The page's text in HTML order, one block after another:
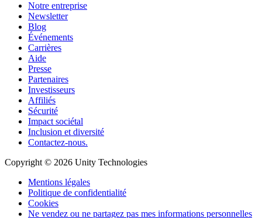
Notre entreprise
Newsletter
Blog
Événements
Carrières
Aide
Presse
Partenaires
Investisseurs
Affiliés
Sécurité
Impact sociétal
Inclusion et diversité
Contactez-nous.
Copyright © 2026 Unity Technologies
Mentions légales
Politique de confidentialité
Cookies
Ne vendez ou ne partagez pas mes informations personnelles